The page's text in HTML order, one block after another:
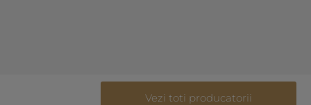
Vezi toti producatorii